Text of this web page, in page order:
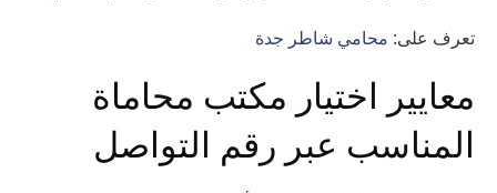
تعرف على: محامي شاطر جدة
معايير اختيار مكتب محاماة
المناسب عبر رقم التواصل